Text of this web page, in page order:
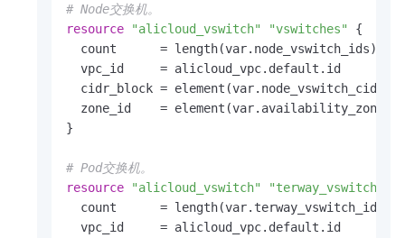
# Node交换机。
resource
"alicloud_vswitch" "vswitches"
{
  count      = length(var.node_vswitch_ids) >
  vpc_id     = alicloud_vpc.default.id
cidr_block = element(var.node_vswitch_cidrs,
zone_id    = element(var.availability_zone,
}
# Pod交换机。
resource
"alicloud_vswitch" "terway_vswitches"
count      = length(var.terway_vswitch_ids)
  vpc_id     = alicloud_vpc.default.id